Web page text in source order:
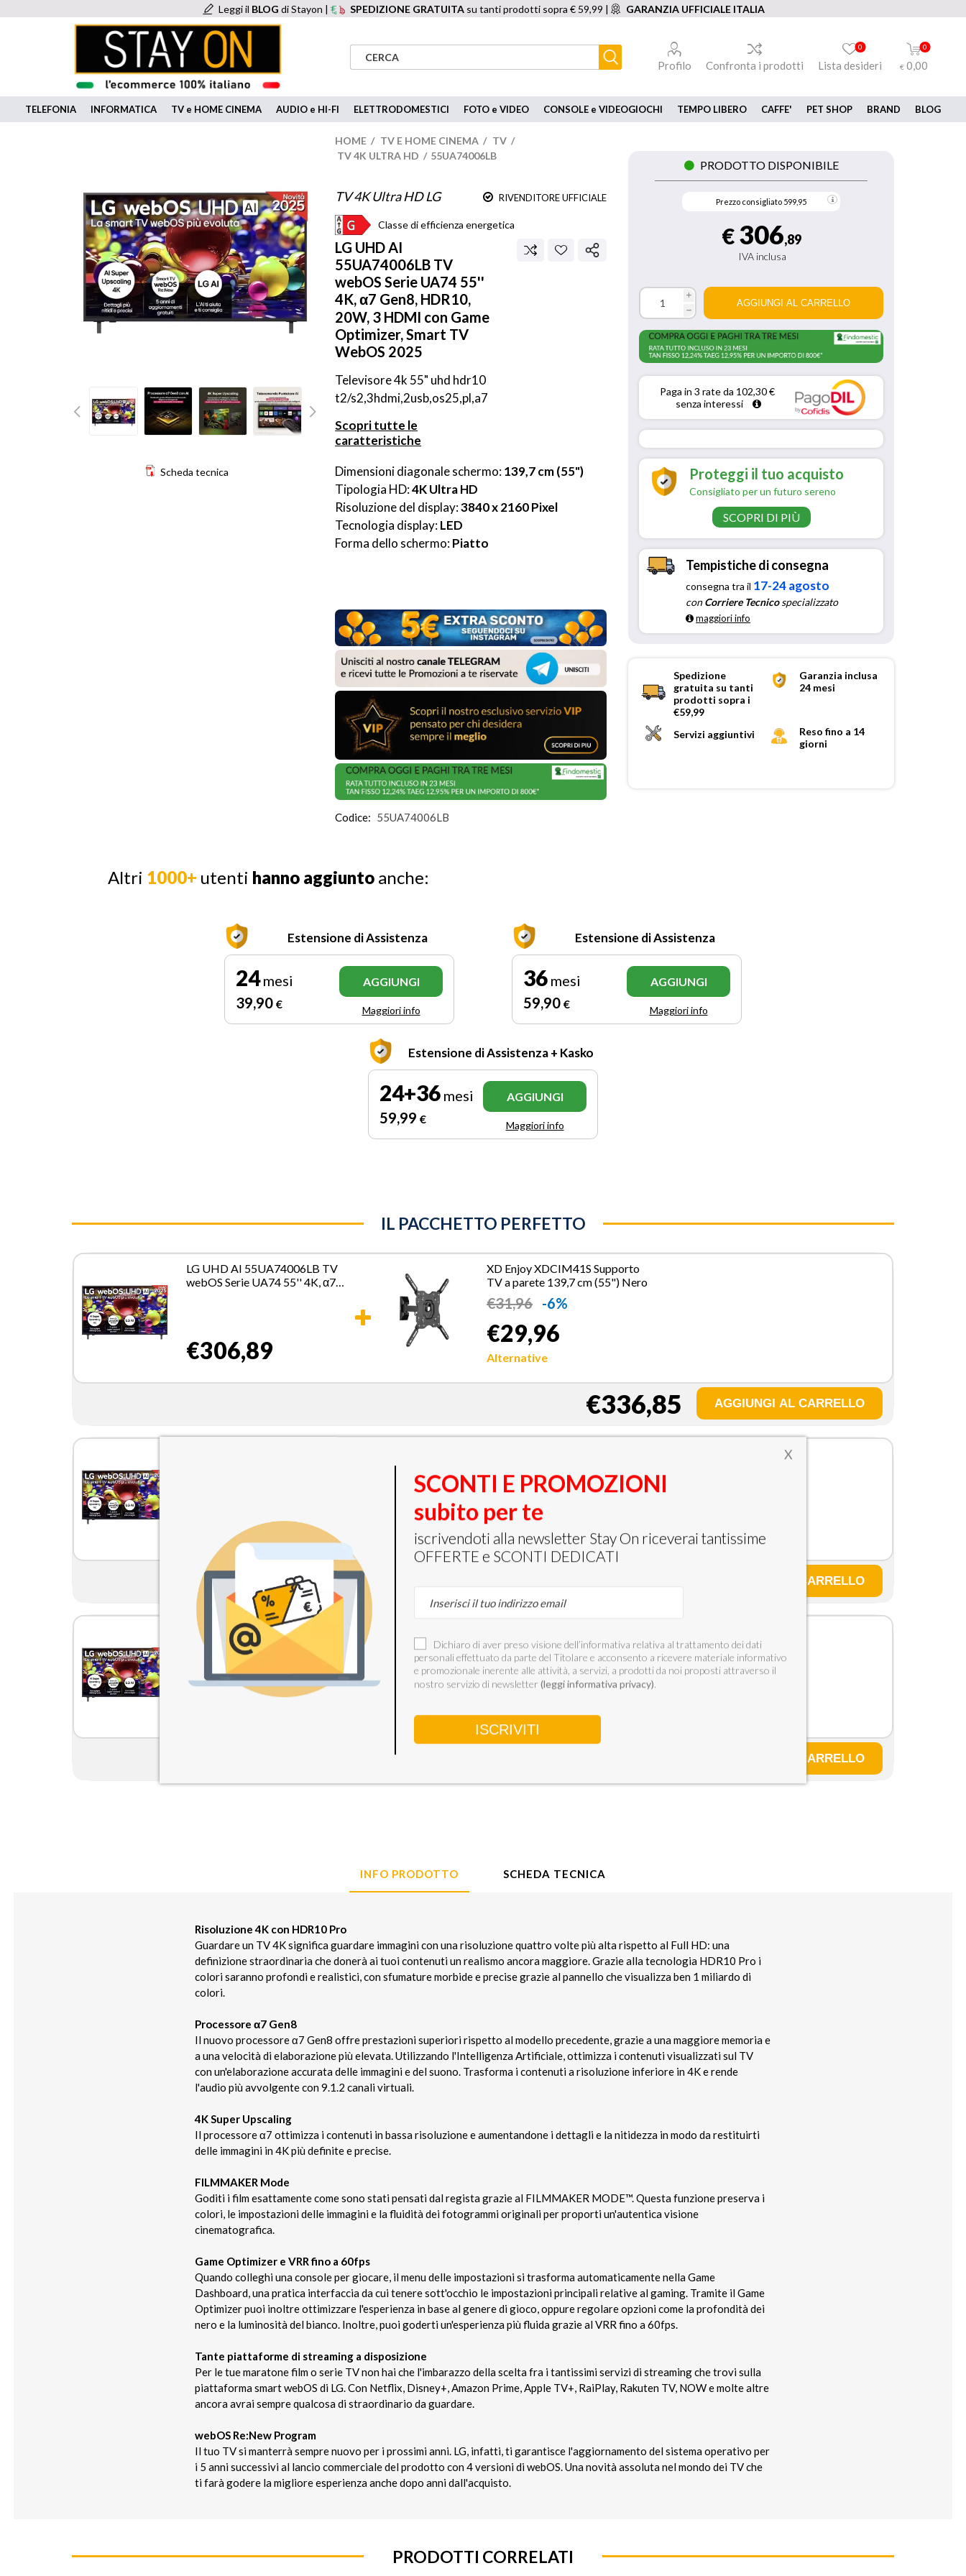
Leggi il BLOG di Stayon | SPEDIZIONE GRATUITA su tanti prodotti sopra € 59,99 | GARANZIA UFFICIALE ITALIA
Profilo Confronta i prodotti Lista desideri
0 0
€ 0,00
TELEFONIA INFORMATICA TV e HOME CINEMA AUDIO e HI-FI ELETTRODOMESTICI FOTO e VIDEO CONSOLE e VIDEOGIOCHI TEMPO LIBERO CAFFE' PET SHOP BRAND BLOG
Scheda tecnica
HOME / TV E HOME CINEMA / TV /
TV 4K ULTRA HD / 55UA74006LB
TV 4K Ultra HD LG RIVENDITORE UFFICIALE
Classe di efficienza energetica
LG UHD AI
55UA74006LB TV
webOS Serie UA74 55''
4K, α7 Gen8, HDR10,
20W, 3 HDMI con Game
Optimizer, Smart TV
WebOS 2025
Televisore 4k 55" uhd hdr10
t2/s2,3hdmi,2usb,os25,pl,a7
Scopri tutte le
caratteristiche
Dimensioni diagonale schermo: 139,7 cm (55")
Tipologia HD: 4K Ultra HD
Risoluzione del display: 3840 x 2160 Pixel
Tecnologia display: LED
Forma dello schermo: Piatto
Codice: 55UA74006LB
PRODOTTO DISPONIBILE
Prezzo consigliato 599,95
€ 306,89
IVA inclusa
i
h
Paga in 3 rate da 102,30 €
senza interessi
Proteggi il tuo acquisto
Consigliato per un futuro sereno
SCOPRI DI PIÙ
Tempistiche di consegna
consegna tra il 17-24 agosto
conCorriere Tecnicospecializzato
maggiori info
Spedizione
gratuita su tanti
prodotti sopra i
€59,99
Garanzia inclusa
24 mesi
Servizi aggiuntivi
Reso fino a 14
giorni
Altri 1000+ utenti hanno aggiunto anche:
Estensione di Assistenza
24mesi
39,90 €
AGGIUNGI
Maggiori info
Estensione di Assistenza
36 mesi
59,90 €
AGGIUNGI
Maggiori info
Estensione di Assistenza + Kasko
24+36 mesi
59,99 €
AGGIUNGI
Maggiori info
IL PACCHETTO PERFETTO
LG UHD AI 55UA74006LB TV
webOS Serie UA74 55'' 4K, α7
€306,89
XD Enjoy XDCIM41S Supporto
TV a parete 139,7 cm (55") Nero
€31,96 -6%
€29,96
Alternative
€336,85
€306,89
€9,95
Alternative
LG UHD AI 55UA74006LB TV
webOS Serie UA74 55'' 4K, α7
Gen8, HDR10, 20W, 3 HDMI
con Game Optimizer, Smart TV
WebOS 2025
€306,89
auricolare Wireless Portatile TV
Bluetooth Base di ricarica Nero
€59,95
Alternative
INFO PRODOTTO SCHEDA TECNICA
Risoluzione 4K con HDR10 Pro
Guardare un TV 4K significa guardare immagini con una risoluzione quattro volte più alta rispetto al Full HD: una
definizione straordinaria che donerà ai tuoi contenuti un realismo ancora maggiore. Grazie alla tecnologia HDR10 Pro i
colori saranno profondi e realistici, con sfumature morbide e precise grazie al pannello che visualizza ben 1 miliardo di
colori.
Processore α7 Gen8
Il nuovo processore α7 Gen8 offre prestazioni superiori rispetto al modello precedente, grazie a una maggiore memoria e
a una velocità di elaborazione più elevata. Utilizzando l'Intelligenza Artificiale, ottimizza i contenuti visualizzati sul TV
con un'elaborazione accurata delle immagini e del suono. Trasforma i contenuti a risoluzione inferiore in 4K e rende
l'audio più avvolgente con 9.1.2 canali virtuali.
4K Super Upscaling
Il processore α7 ottimizza i contenuti in bassa risoluzione e aumentandone i dettagli e la nitidezza in modo da restituirti
delle immagini in 4K più definite e precise.
FILMMAKER Mode
Goditi i film esattamente come sono stati pensati dal regista grazie al FILMMAKER MODE™. Questa funzione preserva i
colori, le impostazioni delle immagini e la fluidità dei fotogrammi originali per proporti un'autentica visione
cinematografica.
Game Optimizer e VRR fino a 60fps
Quando colleghi una console per giocare, il menu delle impostazioni si trasforma automaticamente nella Game
Dashboard, una pratica interfaccia da cui tenere sott'occhio le impostazioni principali relative al gaming. Tramite il Game
Optimizer puoi inoltre ottimizzare l'esperienza in base al genere di gioco, oppure regolare opzioni come la profondità dei
nero e la luminosità del bianco. Inoltre, puoi goderti un'esperienza più fluida grazie al VRR fino a 60fps.
Tante piattaforme di streaming a disposizione
Per le tue maratone film o serie TV non hai che l'imbarazzo della scelta fra i tantissimi servizi di streaming che trovi sulla
piattaforma smart webOS di LG. Con Netflix, Disney+, Amazon Prime, Apple TV+, RaiPlay, Rakuten TV, NOW e molte altre
ancora avrai sempre qualcosa di straordinario da guardare.
webOS Re:New Program
Il tuo TV si manterrà sempre nuovo per i prossimi anni. LG, infatti, ti garantisce l'aggiornamento del sistema operativo per
i 5 anni successivi al lancio commerciale del prodotto con 4 versioni di webOS. Una novità assoluta nel mondo dei TV che
ti farà godere la migliore esperienza anche dopo anni dall'acquisto.
PRODOTTI CORRELATI
X
SCONTI E PROMOZIONI
subito per te
iscrivendoti alla newsletter Stay On riceverai tantissime
OFFERTE e SCONTI DEDICATI
Dichiaro di aver preso visione dell’informativa relativa al trattamento dei dati
personali effettuato da parte del Titolare e acconsento a ricevere materiale informativo
e promozionale inerente alle attività, a servizi, a prodotti da noi proposti attraverso il
nostro servizio di newsletter (leggi informativa privacy)